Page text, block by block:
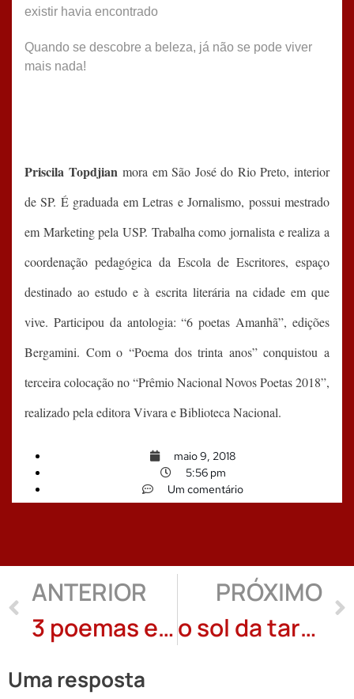
existir havia encontrado
Quando se descobre a beleza, já não se pode viver
mais nada!
Priscila Topdjianmora em São José do Rio Preto, interior
de SP. É graduada em Letras e Jornalismo, possui mestrado
em Marketing pela USP. Trabalha como jornalista e realiza a
coordenação pedagógica da Escola de Escritores, espaço
destinado ao estudo e à escrita literária na cidade em que
vive. Participou da antologia: “6 poetas Amanhã”, edições
Bergamini. Com o “Poema dos trinta anos” conquistou a
terceira colocação no “Prêmio Nacional Novos Poetas 2018”,
realizado pela editora Vivara e Biblioteca Nacional.
maio 9, 2018
5:56 pm
Um comentário
ANTERIOR
3 poemas e 1 colagem digital de João Liossi
PRÓXIMO
o sol da tarde/el sol de la tarde: poemas de Adriana Aneli e tradução de Mariela Bello
Uma resposta